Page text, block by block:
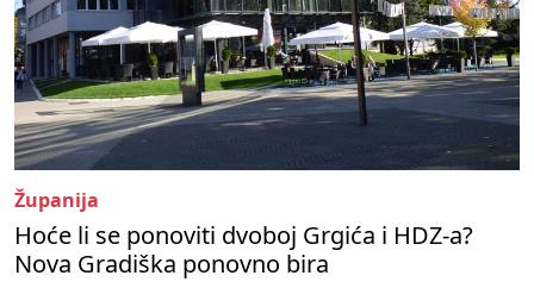
Županija
Hoće li se ponoviti dvoboj Grgića i HDZ-a?
Nova Gradiška ponovno bira